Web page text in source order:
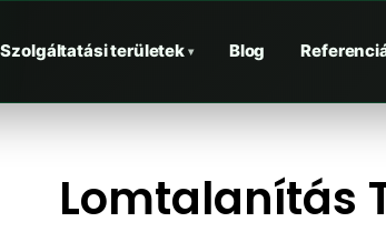
Szolgáltatási területek ▾ Blog
Lomtalanítás